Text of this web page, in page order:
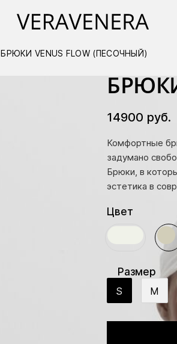
БРЮКИ VENUS FLOW (ПЕСОЧНЫЙ)
14900 руб.
Комфортные
задумано
Брюки, в
эстетика в
Цвет
Размер
S
M